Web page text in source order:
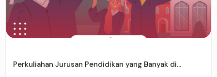
Perkuliahan Jurusan Pendidikan yang Banyak di...